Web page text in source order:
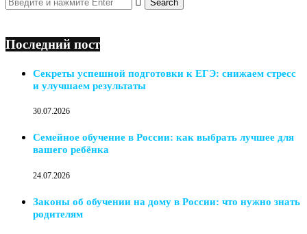
Последний пост
Секреты успешной подготовки к ЕГЭ: снижаем стресс
и улучшаем результаты
30.07.2026
Семейное обучение в России: как выбрать лучшее для
вашего ребёнка
24.07.2026
Законы об обучении на дому в России: что нужно знать
родителям